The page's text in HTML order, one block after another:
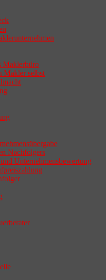
Maklerbüro
Makler selbst
Nachfolgers
Unternehmensbewertung